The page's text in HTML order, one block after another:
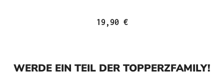
19,90 €
WERDE EIN TEIL DER TOPPERZFAMILY!